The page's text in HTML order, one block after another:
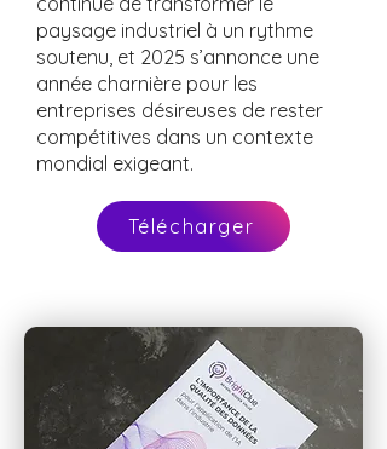
L’intelligence artificielle (IA)
continue de transformer le
paysage industriel à un rythme
soutenu, et 2025 s’annonce une
année charnière pour les
entreprises désireuses de rester
compétitives dans un contexte
mondial exigeant.